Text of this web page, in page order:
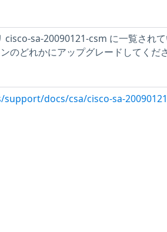
cisco-sa-20090121-csm に一覧され
のどれかにアップグレードしてくださ
docs/csa/cisco-sa-